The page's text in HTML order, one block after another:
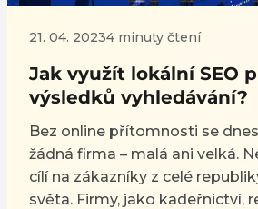
21. 04. 20234 minuty čtení
Jak využít lokální SEO
výsledků vyhledávání?
Bez online přítomnosti se
žádná firma – malá ani velká.
cílí na zákazníky z celé
světa. Firmy, jako kadeřnictví,